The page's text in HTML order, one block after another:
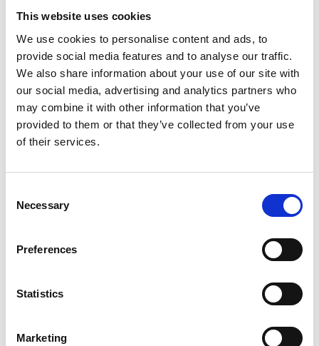
This website uses cookies
We use cookies to personalise content and ads, to
provide social media features and to analyse our traffic.
We also share information about your use of our site with
our social media, advertising and analytics partners who
may combine it with other information that you’ve
provided to them or that they’ve collected from your use
of their services.
Selection
Necessary
Preferences
Statistics
Marketing
ekologiska kaffe från
GRINGO Nordic Coffee Roasters
hållbarhet. Föredrar du te finns dessutom ett brett
sortiment av lösviktsteer.